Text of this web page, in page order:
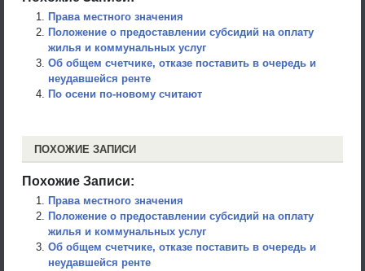
Права местного значения
Положение о предоставлении субсидий на оплату
жилья и коммунальных услуг
Об общем счетчике, отказе поставить в очередь и
неудавшейся ренте
По осени по-новому считают
ПОХОЖИЕ ЗАПИСИ
Похожие Записи:
Права местного значения
Положение о предоставлении субсидий на оплату
жилья и коммунальных услуг
Об общем счетчике, отказе поставить в очередь и
неудавшейся ренте